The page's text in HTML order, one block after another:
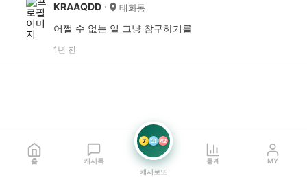
KRAAQDD 태화동
어쩔 수 없는 일 그냥 참구하기를
1년 전
홈 캐시톡
7 21 42
캐시로또
통계 MY